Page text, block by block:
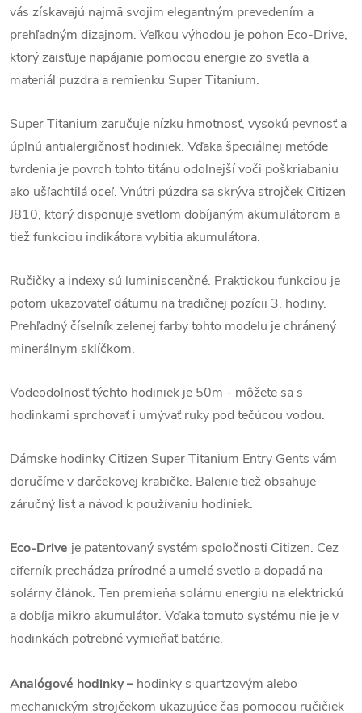
vás získavajú najmä svojim elegantným prevedením a
prehľadným dizajnom. Veľkou výhodou je pohon Eco-Drive,
ktorý zaisťuje napájanie pomocou energie zo svetla a
materiál puzdra a remienku Super Titanium.
Super Titanium zaručuje nízku hmotnosť, vysokú pevnosť a
úplnú antialergičnosť hodiniek. Vďaka špeciálnej metóde
tvrdenia je povrch tohto titánu odolnejší voči poškriabaniu
ako ušľachtilá oceľ. Vnútri púzdra sa skrýva strojček Citizen
J810, ktorý disponuje svetlom dobíjaným akumulátorom a
tiež funkciou indikátora vybitia akumulátora.
Ručičky a indexy sú luminiscenčné. Praktickou funkciou je
potom ukazovateľ dátumu na tradičnej pozícii 3. hodiny.
Prehľadný číselník zelenej farby tohto modelu je chránený
minerálnym sklíčkom.
Vodeodolnosť týchto hodiniek je 50m - môžete sa s
hodinkami sprchovať i umývať ruky pod tečúcou vodou.
Dámske hodinky Citizen Super Titanium Entry Gents vám
doručíme v darčekovej krabičke. Balenie tiež obsahuje
záručný list a návod k používaniu hodiniek.
Eco-Drive je patentovaný systém spoločnosti Citizen. Cez
ciferník prechádza prírodné a umelé svetlo a dopadá na
solárny článok. Ten premieňa solárnu energiu na elektrickú
a dobíja mikro akumulátor. Vďaka tomuto systému nie je v
hodinkách potrebné vymieňať batérie.
Analógové hodinky – hodinky s quartzovým alebo
mechanickým strojčekom ukazujúce čas pomocou ručičiek